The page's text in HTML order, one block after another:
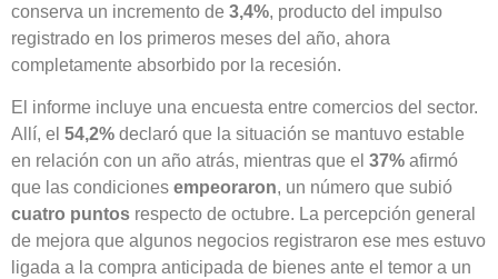
conserva un incremento de 3,4%, producto del impulso
registrado en los primeros meses del año, ahora
completamente absorbido por la recesión.
El informe incluye una encuesta entre comercios del sector.
Allí, el 54,2% declaró que la situación se mantuvo estable
en relación con un año atrás, mientras que el 37% afirmó
que las condiciones empeoraron, un número que subió
cuatro puntos respecto de octubre. La percepción general
de mejora que algunos negocios registraron ese mes estuvo
ligada a la compra anticipada de bienes ante el temor a un